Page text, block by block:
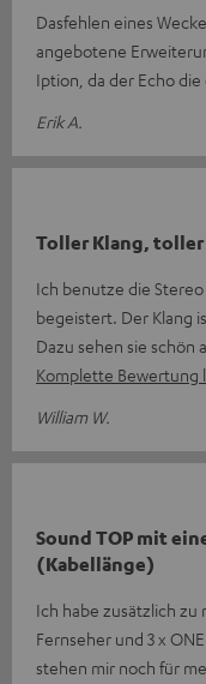
Dasfehlen eines
angebotene
Iption, da der Echo die
Erik A.
Toller Klang, toller
Ich benutze die
begeistert. Der Klang
Dazu sehen sie schön
Komplette Bewertung
William W.
Sound TOP mit
(Kabellänge)
Ich habe zusätzlich
Fernseher und 3 x
stehen mir noch für